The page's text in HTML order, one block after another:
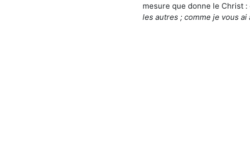
mesure que donne le Christ :
les autres ; comme je vous ai